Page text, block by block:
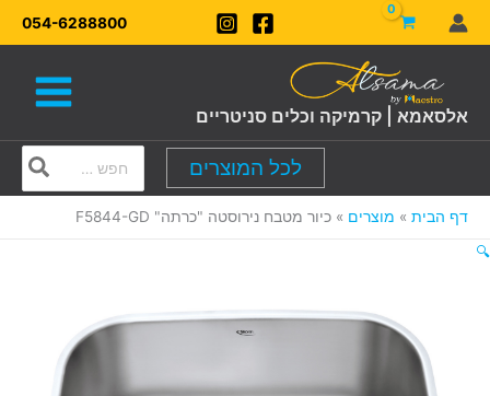
דילוג
לתוכן
054-6288800
אלסאמא | קרמיקה וכלים סניטריים
לכל המוצרים
for:
דף הבית מוצרים
כיור מטבח נירוסטה "כרתה" F5844-GD
🔍